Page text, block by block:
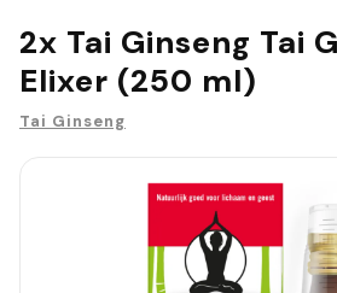
2x Tai Ginseng Tai
Elixer (250 ml)
Tai Ginseng